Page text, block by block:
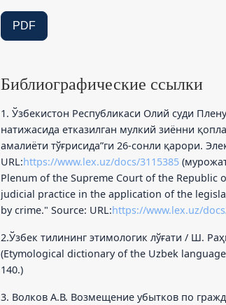
PDF
Библиографические ссылки
1. Ўзбекистон Республикаси Олий суди
натижасида етказилган мулкий зиённи
амалиёти тўғрисида”ги 26-сонли қарори.
URL:https://www.lex.uz/docs/3115385
Plenum of the Supreme Court of the Republic
judicial practice in the application of the
by crime." Source: URL:https://www.lex.uz/
2.Ўзбек тилининг этимологик лўғати / Ш.
(Etymological dictionary of the Uzbek language
140.)
3. Волков А.В. Возмещение убытков по